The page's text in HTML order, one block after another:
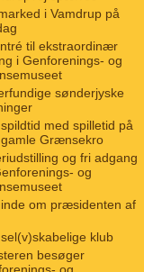
i Vamdrup på
til ekstraordinær
i Genforenings- og
sønderjyske
med spilletid på
Grænsekro
og fri adgang
og
om præsidenten af
klub
besøger